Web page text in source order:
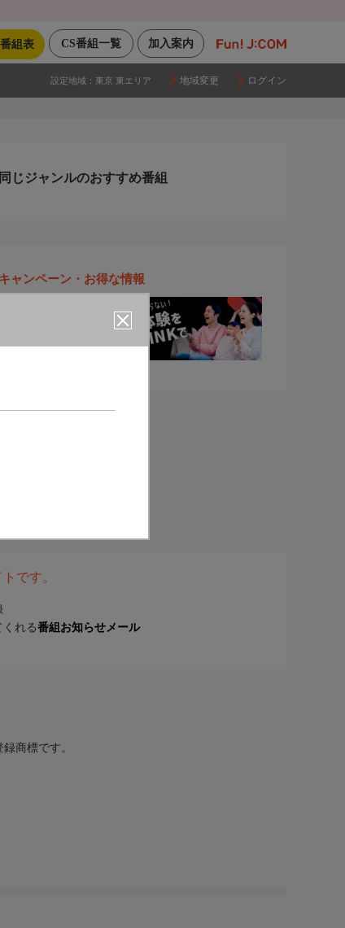
加入案内
CS番組一覧
番組表
設定地域： 東京 東エリア 地域変更 ログイン
同じジャンルのおすすめ番組
キャンペーン・お得な情報
です。
れる番組お知らせメール
商標です。